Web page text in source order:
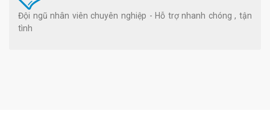
Đội ngũ nhân viên chuyên nghiệp - Hỗ trợ nhanh chóng , tận
tình